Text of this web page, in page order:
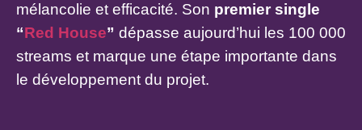
mélancolie et efficacité. Son premier single
“Red House” dépasse aujourd’hui les 100 000
streams et marque une étape importante dans
le développement du projet.